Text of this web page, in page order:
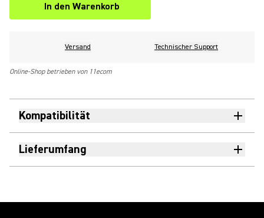
In den Warenkorb
Versand Technischer Support
Online-Shop betrieben von 11ecom
Kompatibilität
Lieferumfang